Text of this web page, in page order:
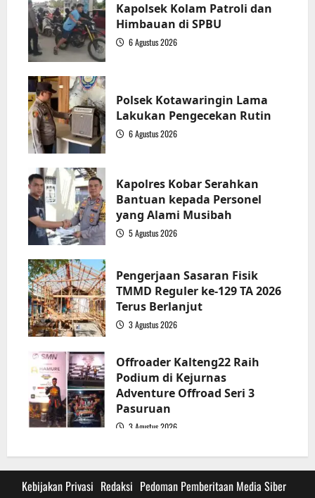
Kapolsek Kolam Patroli dan
Himbauan di SPBU
6 Agustus 2026
Polsek Kotawaringin Lama
Lakukan Pengecekan Rutin
6 Agustus 2026
Kapolres Kobar Serahkan
Bantuan kepada Personel
yang Alami Musibah
5 Agustus 2026
Pengerjaan Sasaran Fisik
TMMD Reguler ke-129 TA 2026
Terus Berlanjut
3 Agustus 2026
Offroader Kalteng22 Raih
Podium di Kejurnas
Adventure Offroad Seri 3
Pasuruan
3 Agustus 2026
Kebijakan Privasi Redaksi Pedoman Pemberitaan Media Siber